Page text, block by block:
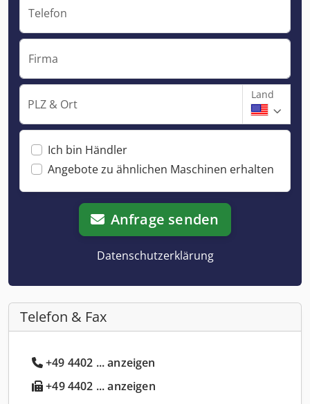
Telefon
Firma
PLZ & Ort
Land
Ich bin Händler
Angebote zu ähnlichen Maschinen erhalten
Anfrage senden
Datenschutzerklärung
Telefon & Fax
+49 4402 ... anzeigen
+49 4402 ... anzeigen